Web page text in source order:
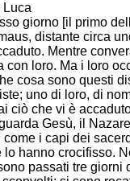
Luca
giorno [il primo
distante circa
Mentre
con loro. Ma i loro
cosa sono questi
uno di loro, di
ciò che vi è
Gesù, il
come i capi dei
lo hanno crocifisso.
passati tre